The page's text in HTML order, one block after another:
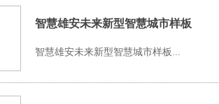
智慧雄安未来新型智慧城市样板
智慧雄安未来新型智慧城市样板...